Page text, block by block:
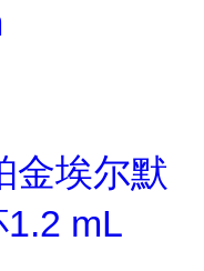
金埃尔默
mL